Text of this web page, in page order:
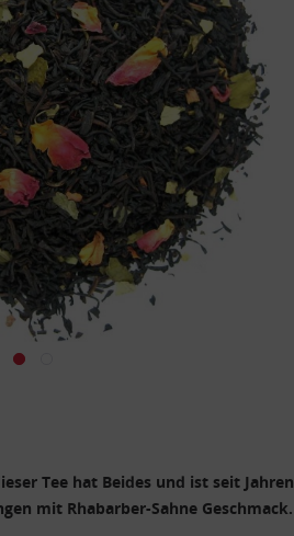
Tee hat Beides und ist seit Jahren
mit Rhabarber-Sahne Geschmack.